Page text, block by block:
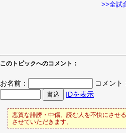
>>全試
このトピックへのコメント：
お名前： コメント
IDを表示
悪質な誹謗・中傷、読む人を不快にさせ
させていただきます。